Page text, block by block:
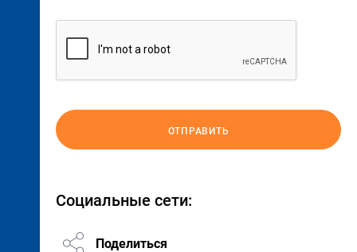
ОТПРАВИТЬ
Социальные сети:
Поделиться